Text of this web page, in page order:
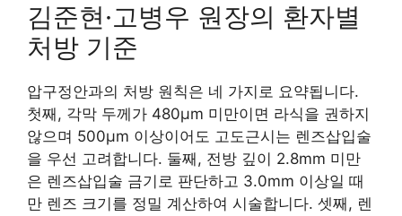
김준현·고병우 원장의 환자별
처방 기준
압구정안과의 처방 원칙은 네 가지로 요약됩니다.
첫째, 각막 두께가 480μm 미만이면 라식을 권하지
않으며 500μm 이상이어도 고도근시는 렌즈삽입술
을 우선 고려합니다. 둘째, 전방 깊이 2.8mm 미만
은 렌즈삽입술 금기로 판단하고 3.0mm 이상일 때
만 렌즈 크기를 정밀 계산하여 시술합니다. 셋째, 렌